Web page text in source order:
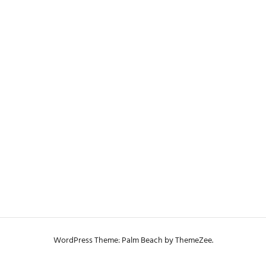
WordPress Theme: Palm Beach by ThemeZee.